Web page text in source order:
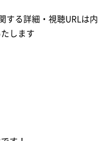
する詳細・視聴URLは内
します